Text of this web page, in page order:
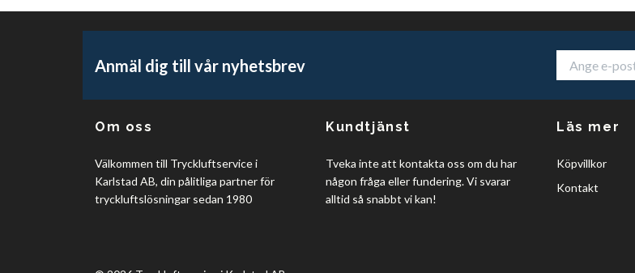
Anmäl dig till vår nyhetsbrev
Om oss
Välkommen till Tryckluftservice i
Karlstad AB, din pålitliga partner för
tryckluftslösningar sedan 1980
Kundtjänst
Tveka inte att kontakta oss om du har
någon fråga eller fundering. Vi svarar
alltid så snabbt vi kan!
Läs mer
Köpvillkor
Kontakt